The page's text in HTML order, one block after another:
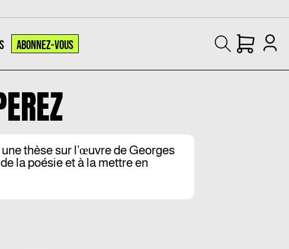
ABONNEZ-VOUS
thèse sur l’œuvre de Georges
la poésie et à la mettre en